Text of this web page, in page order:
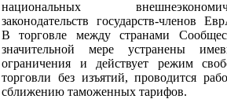
национальных
законодательств государств-членов
В торговле между странами
значительной мере устранены
ограничения и действует режим
торговли без изъятий, проводится
сближению таможенных тарифов.